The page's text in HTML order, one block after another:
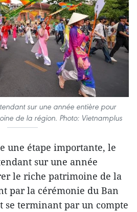
sur une année entière pour
de la région. Photo: Vietnamplus
une étape importante, le
sur une année
le riche patrimoine de la
par la cérémonie du Ban
se terminant par un compte